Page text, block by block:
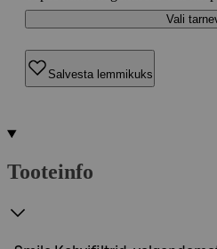
Vali
Salvesta lemmikuks
Tooteinfo